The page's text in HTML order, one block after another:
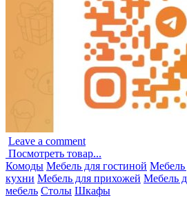
Leave a comment
Посмотреть товар...
Опубликовано
в
Комоды Мебель для гостиной Мебель
кухни Мебель для прихожей Мебель
мебель Столы Шкафы